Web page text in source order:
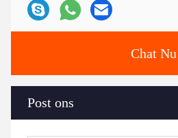
Chat Nu
Post ons